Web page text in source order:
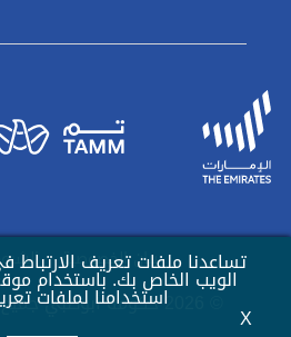
بيان الخصوصية
X
تساعدنا ملفات تعريف
الويب الخاص بك. باستخدام
استخدامنا لملفات